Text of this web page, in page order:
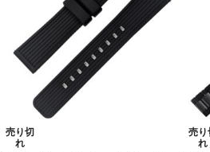
売り切
れ
売り
れ